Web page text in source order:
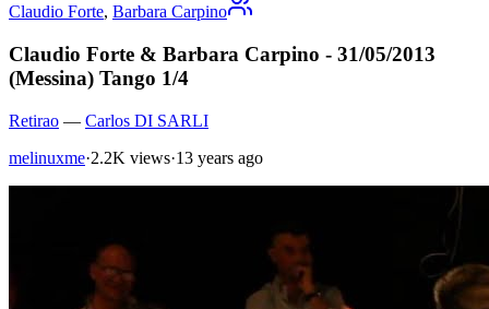
Claudio Forte, Barbara Carpino
Claudio Forte & Barbara Carpino - 31/05/2013
(Messina) Tango 1/4
Retirao — Carlos DI SARLI
melinuxme·2.2K views·13 years ago